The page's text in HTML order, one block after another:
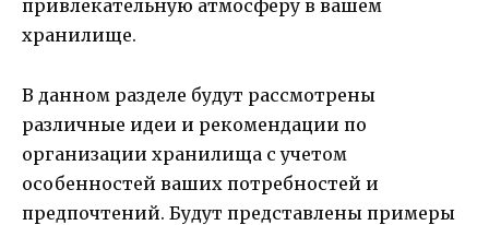
привлекательную атмосферу в вашем
хранилище.
В данном разделе будут рассмотрены
различные идеи и рекомендации по
организации хранилища с учетом
особенностей ваших потребностей и
предпочтений. Будут представлены примеры